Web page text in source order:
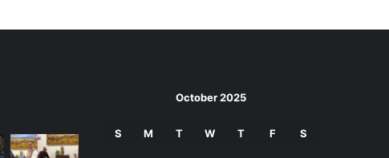
October 2025
S M T W T F S